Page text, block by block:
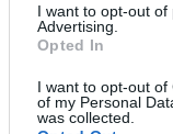
I want to opt-out of
Advertising.
Opted In
I want to opt-out of
of my Personal
was collected.